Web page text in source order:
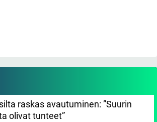
raskas avautuminen: ”Suurin
olivat tunteet”